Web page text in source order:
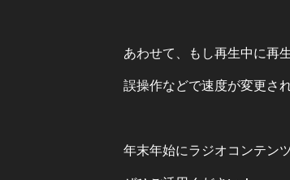
あわせて、もし再生中に再
誤操作などで速度が変更さ
年末年始にラジオコンテン